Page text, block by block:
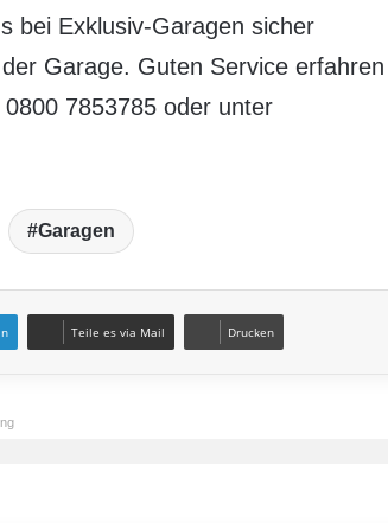
bei Exklusiv-Garagen sicher
Garage. Guten Service erfahren
7853785 oder unter
Garagen
Teile es via Mail Drucken